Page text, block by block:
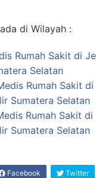
di Wilayah :
Rumah Sakit di
Selatan
Rumah Sakit
Sumatera Selatan
Rumah Sakit
Sumatera Selatan
Facebook Twitter